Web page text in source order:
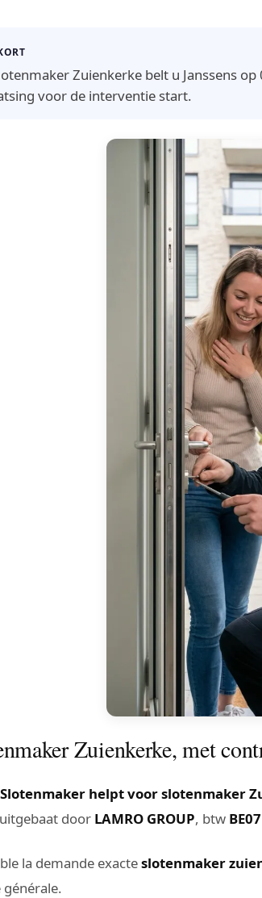
Zuienkerke belt u Janssens
voor de interventie start.
Zuienkerke, met
Slotenmaker helpt voor slotenmaker
door LAMRO GROUP, btw
la demande exacteslotenmaker